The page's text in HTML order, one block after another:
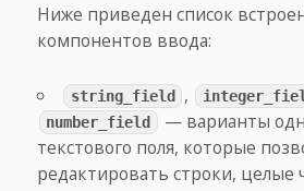
Ниже приведен список
компонентов ввода:
string_field ,
number_field
— варианты
текстового поля, которые
редактировать строки, целые